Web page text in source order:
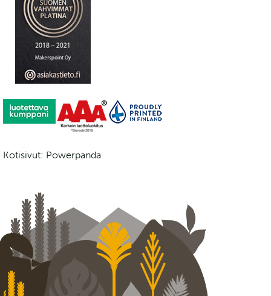
Kotisivut: Powerpanda